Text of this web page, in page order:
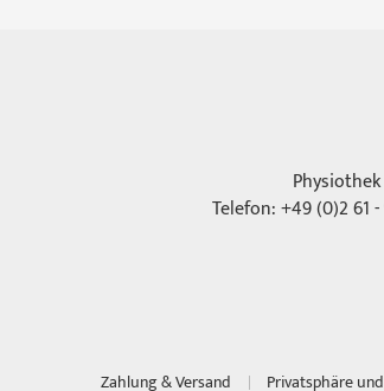
Telefon: +49 (0)2 61
Zahlung & Versand Privatsphäre